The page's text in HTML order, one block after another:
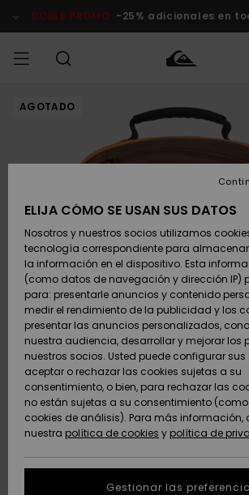
del
DOBLE PROMO -25% adicionales en
HOMBRE Ropa
Zapatos y
chanclas
Surf
Snow
Novedades
Destacados
Ropa
Zapatos y
chanclas
Surf
Snow
Novedades
Destacados
Shop
Destacados
Snow
SURF
Surf Shop
Hombre
Highlights
Comunidad
SNOW
Tienda
Snow
Hombre
Snow Niños
Tienda
Snow Mujer
Destacados
Comunidad
DOBLE
PROMO
Outlet
Hombre
Outlet
Mujer
AYUDA &
CONTACTO
Accede a tu
pedido
Envio
Devoluciones
Pago
Tarjeta de
regalo
Quiksilver
Freedom
Protección de
datos
personales
SOSTENIBILIDAD
AGOTADO
ELIJA CÓMO SE USAN SUS DATOS
Nosotros y nuestros socios utilizamos
tecnología correspondiente para
la información en el dispositivo. Esta
(como datos de navegación y dirección IP)
para: presentarle anuncios y contenido
medir el rendimiento de la publicidad y los
presentar las anuncios personalizados,
nuestra audiencia, desarrollar y mejorar los
nuestros socios. Usted puede configurar
aceptar o rechazar las cookies sujetas a su
consentimiento, o bien, para rechazar las
no están sujetas a su consentimiento
cookies de análisis). Para más información,
nuestra política de cookies y política de
Gestionar las